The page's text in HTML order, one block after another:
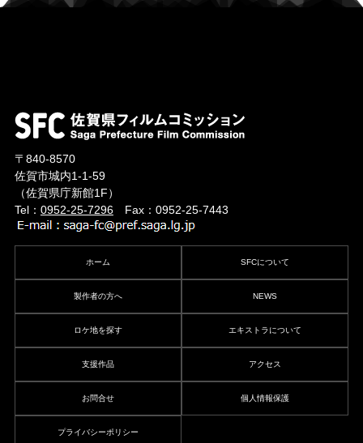
〒840-8570
佐賀市城内1-1-59
（佐賀県庁新館1F）
Tel： 0952-25-7296Fax：0952-25-7443
ホーム SFCについて
製作者の方へ NEWS
ロケ地を探す エキストラについて
支援作品 アクセス
お問合せ 個人情報保護
プライバシーポリシー